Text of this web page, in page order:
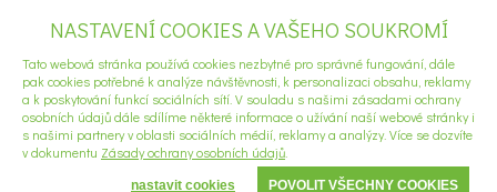
Obchodní centrum Kaufland Krnov, Opavská 14, Krnov
Denně 8:00 - 20:00
Tel.: +420 554 777 555
e-mail:krnov2@kvetinyflora.cz
NASTAVENÍ COOKIES A VAŠEHO SOUKROMÍ
Tato webová stránka používá cookies nezbytné pro správné fungování, dále
pak cookies potřebné k analýze návštěvnosti, k personalizaci obsahu, reklamy
a k poskytování funkcí sociálních sítí. V souladu s našimi zásadami ochrany
osobních údajů dále sdílíme některé informace o užívání naší webové stránky i
s našimi partnery v oblasti sociálních médií, reklamy a analýzy. Více se dozvíte
v dokumentu Zásady ochrany osobních údajů
POVOLIT VŠECHNY COOKIES
nastavit cookies